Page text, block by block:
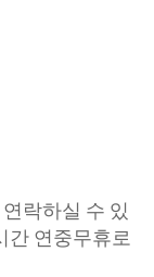
락하실 수 있
간 연중무휴로